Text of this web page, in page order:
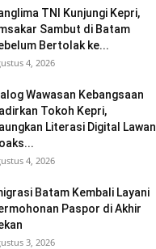
TNI Kunjungi Kepri,
Sambut di Batam
Bertolak ke...
4, 2026
Wawasan Kebangsaan
Tokoh Kepri,
Literasi Digital Lawan
4, 2026
Batam Kembali Layani
Paspor di Akhir
3, 2026